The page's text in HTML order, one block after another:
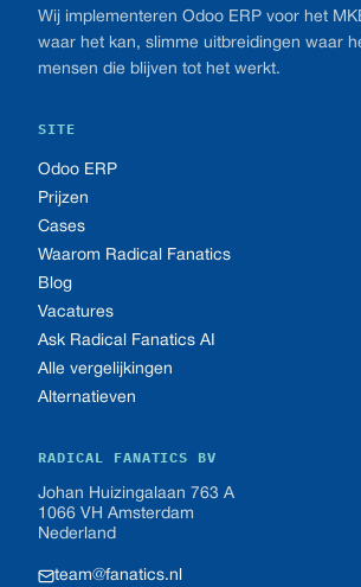
Wij implementeren Odoo ERP voor het
waar het kan, slimme uitbreidingen waar
mensen die blijven tot het werkt.
SITE
Odoo ERP
Prijzen
Cases
Waarom Radical Fanatics
Blog
Vacatures
Ask Radical Fanatics AI
Alle vergelijkingen
Alternatieven
RADICAL FANATICS BV
Johan Huizingalaan 763 A
1066 VH Amsterdam
Nederland
team@fanatics.nl